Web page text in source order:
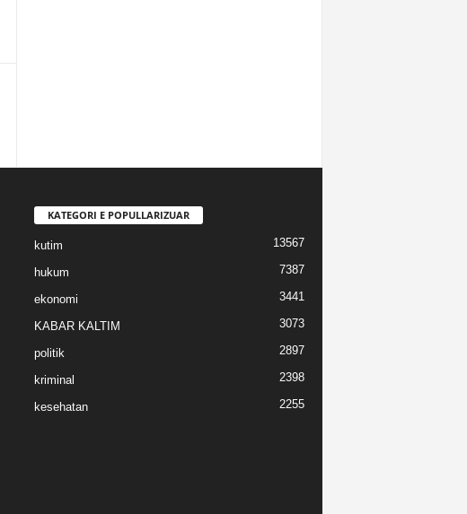
KATEGORI E POPULLARIZUAR
kutim 13567
hukum 7387
ekonomi 3441
KABAR KALTIM 3073
politik 2897
kriminal 2398
kesehatan 2255